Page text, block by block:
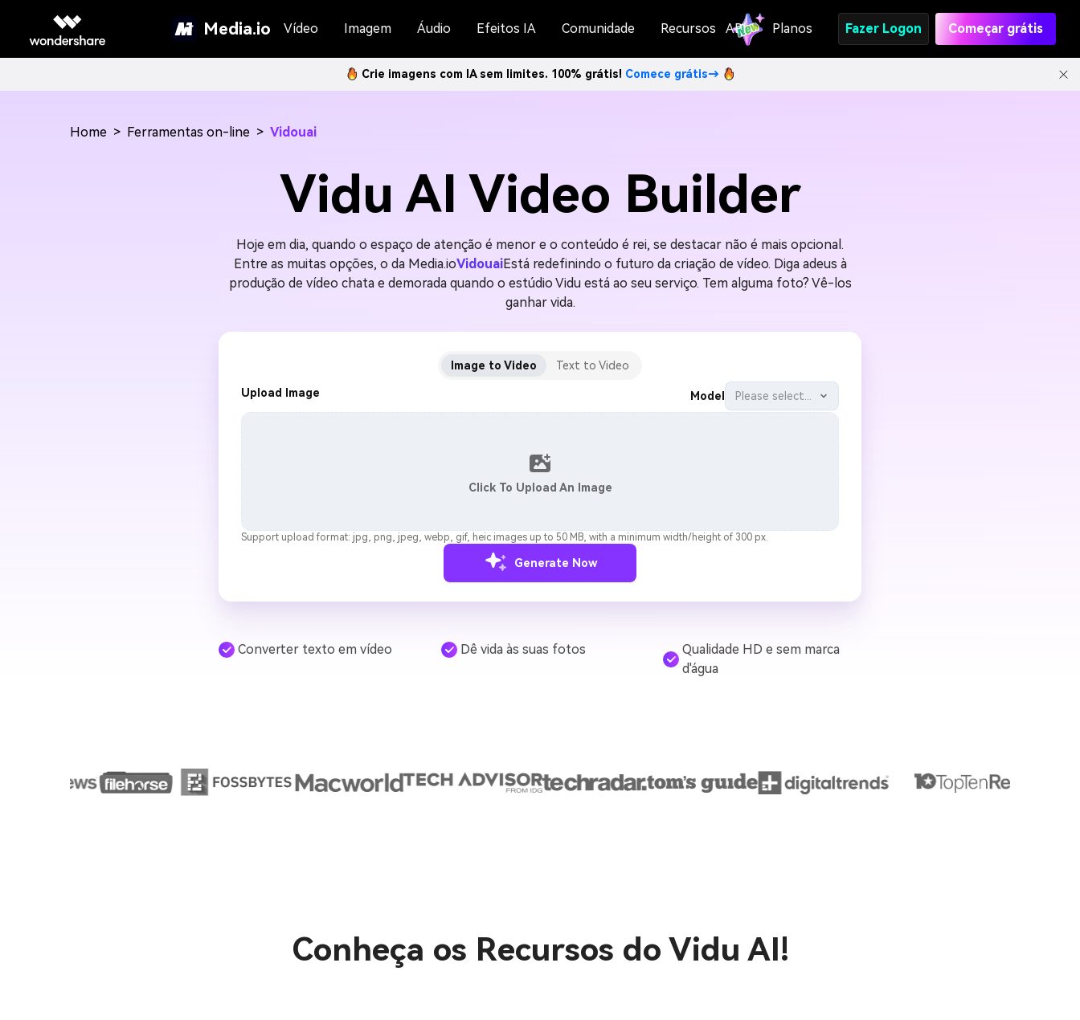
Media.io Vídeo Imagem Áudio Efeitos IA Comunidade Recursos API Planos Fazer Logon Começar grátis
Crie imagens com IA sem limites. 100% grátis! Comece grátis→
Home > Ferramentas on-line > Vidouai
Vidu AI Video Builder
Hoje em dia, quando o espaço de atenção é menor e o conteúdo é rei, se destacar não é mais opcional.
Entre as muitas opções, o da Media.ioVidouaiEstá redefinindo o futuro da criação de vídeo. Diga adeus à
produção de vídeo chata e demorada quando o estúdio Vidu está ao seu serviço. Tem alguma foto? Vê-los
ganhar vida.
Image to Video Text to Video
Upload Image Model Please select...
Click To Upload An Image
Support upload format: jpg, png, jpeg, webp, gif, heic images up to 50 MB, with a minimum width/height of 300 px.
Generate Now
Converter texto em vídeo Dê vida às suas fotos
Qualidade HD e sem marca
d'água
Conheça os Recursos do Vidu AI!